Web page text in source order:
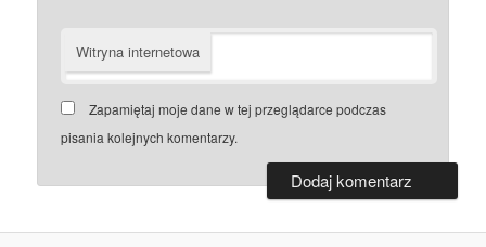
Witryna internetowa
Zapamiętaj moje dane w tej przeglądarce podczas
pisania kolejnych komentarzy.